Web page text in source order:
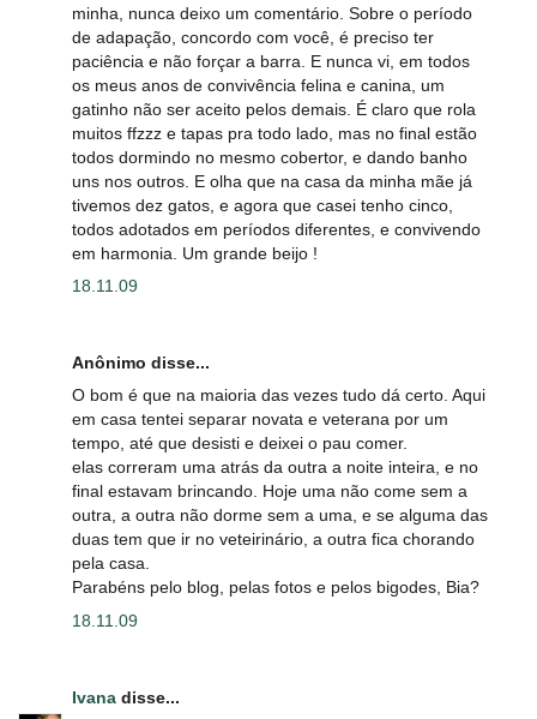
minha, nunca deixo um comentário. Sobre o período
de adapação, concordo com você, é preciso ter
paciência e não forçar a barra. E nunca vi, em todos
os meus anos de convivência felina e canina, um
gatinho não ser aceito pelos demais. É claro que rola
muitos ffzzz e tapas pra todo lado, mas no final estão
todos dormindo no mesmo cobertor, e dando banho
uns nos outros. E olha que na casa da minha mãe já
tivemos dez gatos, e agora que casei tenho cinco,
todos adotados em períodos diferentes, e convivendo
em harmonia. Um grande beijo !
18.11.09
Anônimo disse...
O bom é que na maioria das vezes tudo dá certo. Aqui
em casa tentei separar novata e veterana por um
tempo, até que desisti e deixei o pau comer.
elas correram uma atrás da outra a noite inteira, e no
final estavam brincando. Hoje uma não come sem a
outra, a outra não dorme sem a uma, e se alguma das
duas tem que ir no veteirinário, a outra fica chorando
pela casa.
Parabéns pelo blog, pelas fotos e pelos bigodes, Bia?
18.11.09
Ivana disse...